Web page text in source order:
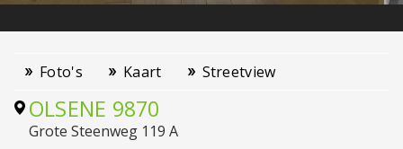
OLSENE 9870
Grote Steenweg 119 A
Foto's Kaart Streetview